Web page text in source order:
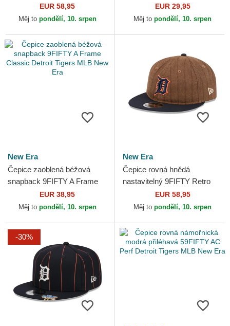
Frame Wool Pinstripe Detroit
Tigers MLB New Era
EUR 58,95
Měj to pondělí, 10. srpen
M-Crown Player Replica
Detroit Tigers MLB New Era
EUR 29,95
Měj to pondělí, 10. srpen
New Era
Čepice zaoblená béžová
snapback 9FIFTY A Frame
Classic Detroit Tigers MLB
New Era
EUR 38,95
Měj to pondělí, 10. srpen
New Era
Čepice rovná hnědá
nastavitelný 9FIFTY Retro
Crown Wool Pinstripe Detroit
Tigers MLB New Era
EUR 58,95
Měj to pondělí, 10. srpen
-30%